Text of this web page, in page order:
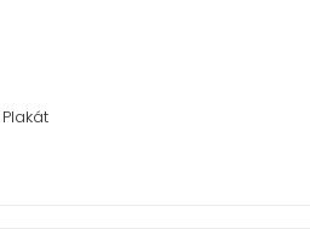
Plakát